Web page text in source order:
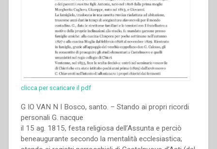
Salesiana
Roma,
19-
23
novembre
2014””
clicca per scaricare il pdf
G IO VAN N I Bosco, santo. – Stando ai propri ricordi
personali G. nacque
il 15 ag. 1815, festa religiosa dell’Assunta e perciò
beneaugurante secondo la mentalità ecclesiastica;